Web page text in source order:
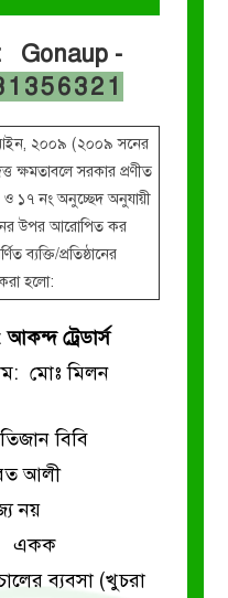
: Gonaup -
আইন, ২০০৯ (২০০৯ সনের
ক্ষমতাবলে সরকার প্রণীত
নং অনুচ্ছেদ অনুযায়ী
উপর আরোপিত কর
ব্যক্তি/প্রতিষ্ঠানের
হলো:
:আকন্দ ট্রেডার্স
মোঃ মিলন
বিবি
আলী
নয়
একক
ব্যবসা (খুচরা